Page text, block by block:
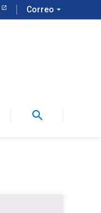
Correo arrow_drop_down
search